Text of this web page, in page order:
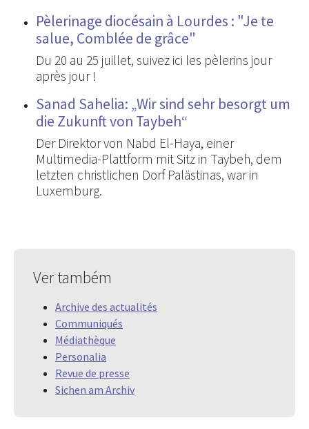
Pèlerinage diocésain à Lourdes : "Je te
salue, Comblée de grâce"
Du 20 au 25 juillet, suivez ici les pèlerins jour
après jour !
Sanad Sahelia: „Wir sind sehr besorgt um
die Zukunft von Taybeh“
Der Direktor von Nabd El-Haya, einer
Multimedia-Plattform mit Sitz in Taybeh, dem
letzten christlichen Dorf Palästinas, war in
Luxemburg.
Ver também
Archive des actualités
Communiqués
Médiathèque
Personalia
Revue de presse
Sichen am Archiv